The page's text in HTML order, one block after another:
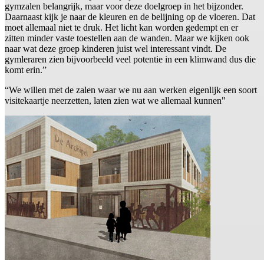
gymzalen belangrijk, maar voor deze doelgroep in het bijzonder.
Daarnaast kijk je naar de kleuren en de belijning op de vloeren. Dat
moet allemaal niet te druk. Het licht kan worden gedempt en er
zitten minder vaste toestellen aan de wanden. Maar we kijken ook
naar wat deze groep kinderen juist wel interessant vindt. De
gymleraren zien bijvoorbeeld veel potentie in een klimwand dus die
komt erin.”
“We willen met de zalen waar we nu aan werken eigenlijk een soort
visitekaartje neerzetten, laten zien wat we allemaal kunnen"